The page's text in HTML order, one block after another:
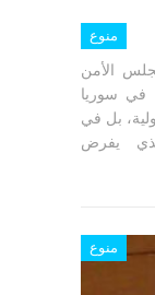
منوع
الأمن
في سوريا
بل في
يفرض
منوع